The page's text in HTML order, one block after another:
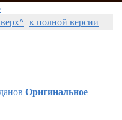
к полной версии
Оригинальное